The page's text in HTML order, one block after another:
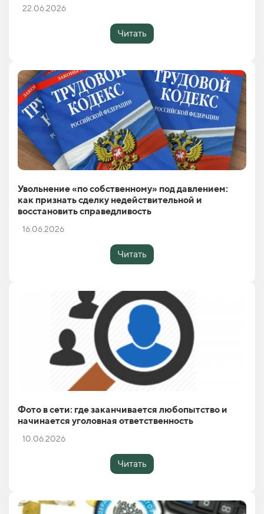
22.06.2026
Читать
Увольнение «по собственному» под давлением:
как признать сделку недействительной и
восстановить справедливость
16.06.2026
Читать
Фото в сети: где заканчивается любопытство и
начинается уголовная ответственность
10.06.2026
Читать